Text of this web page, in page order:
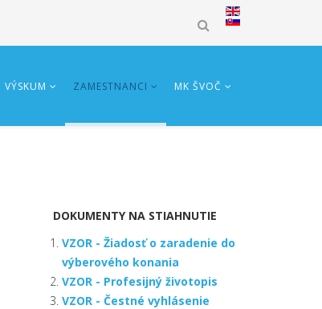
VÝSKUM ZAMESTNANCI MK ŠVOČ
DOKUMENTY NA STIAHNUTIE
VZOR - Žiadosť o zaradenie do
výberového konania
VZOR - Profesijný životopis
VZOR - Čestné vyhlásenie